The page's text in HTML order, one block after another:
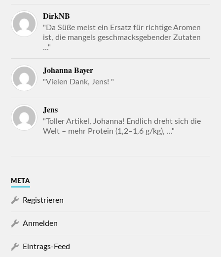
DirkNB
"Da Süße meist ein Ersatz für richtige Aromen
ist, die mangels geschmacksgebender Zutaten
..."
Johanna Bayer
"Vielen Dank, Jens! "
Jens
"Toller Artikel, Johanna! Endlich dreht sich die
Welt – mehr Protein (1,2–1,6 g/kg), ..."
META
Registrieren
Anmelden
Eintrags-Feed